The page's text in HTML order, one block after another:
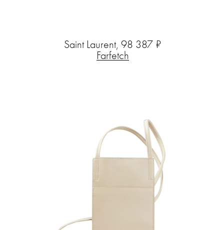
Saint Laurent, 98 387 ₽
Farfetch